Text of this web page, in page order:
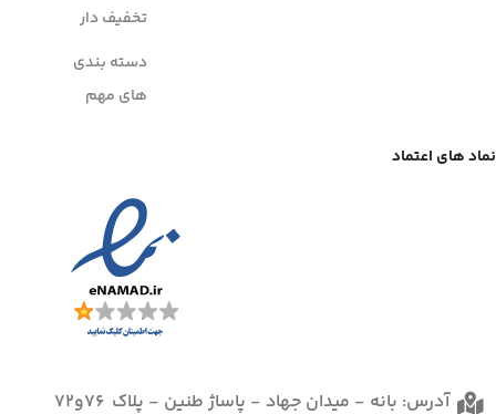
تخفیف دار
دسته بندی
های مهم
نماد های اعتماد
آدرس: بانه - میدان جهاد - پاساژ طنین - پلاک 76و72